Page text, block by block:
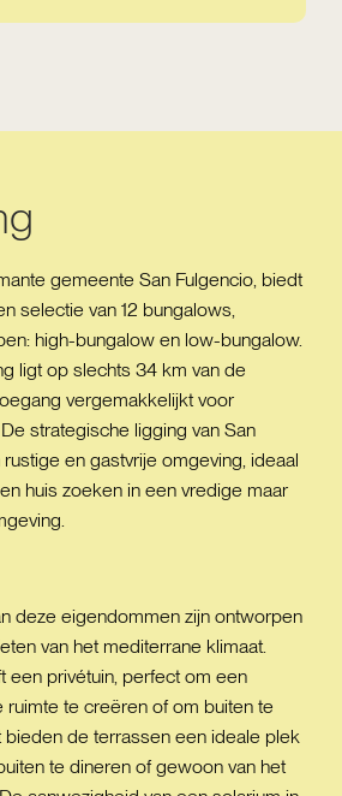
gemeente San Fulgencio, biedt
selectie van 12 bungalows,
high-bungalow en low-bungalow.
ligt op slechts 34 km van de
vergemakkelijkt voor
strategische ligging van San
en gastvrije omgeving, ideaal
huis zoeken in een vredige maar
deze eigendommen zijn ontworpen
van het mediterrane klimaat.
een privétuin, perfect om een
te creëren of om buiten te
bieden de terrassen een ideale plek
te dineren of gewoon van het